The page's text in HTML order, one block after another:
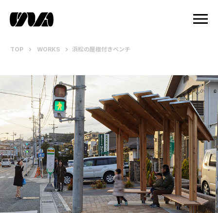
TOP WORKS 浜松の屋根付きベンチ